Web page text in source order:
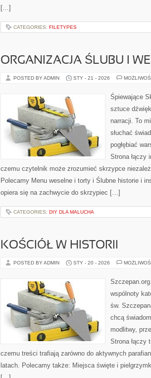
[…]
CATEGORIES: FILETYPES
ORGANIZACJA ŚLUBU I
POSTED BY ADMIN STY - 21 - 2026
Śpiewające
sztuce
narracji. To
słuchać
pogłębiać
Strona łączy
czemu czytelnik może zrozumieć skrzypce
Polecamy Menu weselne i torty i Ślubne historie i
opiera się na zachwycie do skrzypiec […]
CATEGORIES: DIY DLA MALUCHA
KOŚCIÓŁ W HISTORII
POSTED BY ADMIN STY - 20 - 2026
wspólnoty
św.
chcą
modlitwy,
Strona łączy
czemu treści trafiają zarówno do aktywnych
latach. Polecamy także: Miejsca święte i